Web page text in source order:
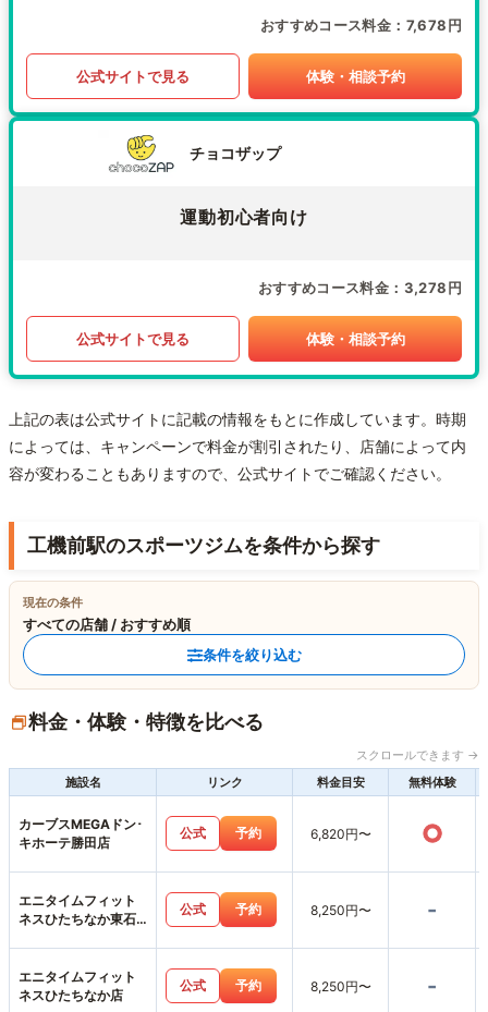
おすすめコース料金 7,678円
公式サイトで見る 体験・相談予約
チョコザップ
運動初心者向け
おすすめコース料金 3,278円
公式サイトで見る 体験・相談予約
上記の表は公式サイトに記載の情報をもとに作成しています。時期
によっては、キャンペーンで料金が割引されたり、店舗によって内
容が変わることもありますので、公式サイトでご確認ください。
工機前駅のスポーツジムを条件から探す
現在の条件
すべての店舗 / おすすめ順
条件を絞り込む
料金・体験・特徴を比べる
スクロールできます →
施設名
リンク 料金目安 無料体験
カーブスMEGAドン･
キホーテ勝田店
公式 予約 6,820円〜 ○
エニタイムフィット
ネスひたちなか東石
公式 予約 8,250円〜 -
エニタイムフィット
ネスひたちなか店
公式 予約 8,250円〜 -